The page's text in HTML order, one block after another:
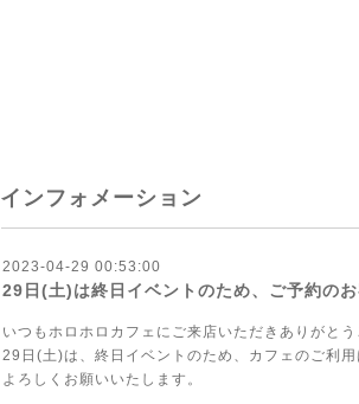
インフォメーション
2023-04-29 00:53:00
29日(土)は終日イベントのため、ご予約の
いつもホロホロカフェにご来店いただきありがとう
29日(土)は、終日イベントのため、カフェのご利用
よろしくお願いいたします。